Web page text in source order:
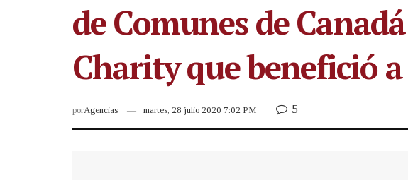
de Comunes de
Charity que benefició
porAgencias martes, 28 julio 2020 7:02 PM 5